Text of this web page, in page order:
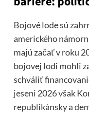
Bojové lode sú
amerického
majú začať v roku
bojovej lodi mohli
schváliť
jeseni 2026 však
republikánsky a